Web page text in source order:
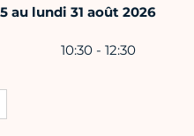
au lundi 31 août 2026
10:30 - 12:30